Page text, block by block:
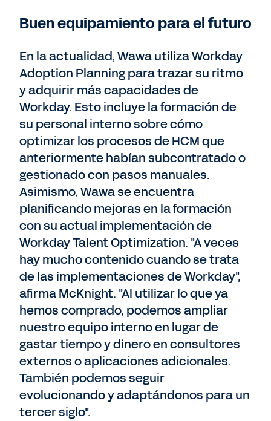
Buen equipamiento para el futuro
En la actualidad, Wawa utiliza Workday
Adoption Planning para trazar su ritmo
y adquirir más capacidades de
Workday. Esto incluye la formación de
su personal interno sobre cómo
optimizar los procesos de HCM que
anteriormente habían subcontratado o
gestionado con pasos manuales.
Asimismo, Wawa se encuentra
planificando mejoras en la formación
con su actual implementación de
Workday Talent Optimization. "A veces
hay mucho contenido cuando se trata
de las implementaciones de Workday",
afirma McKnight. "Al utilizar lo que ya
hemos comprado, podemos ampliar
nuestro equipo interno en lugar de
gastar tiempo y dinero en consultores
externos o aplicaciones adicionales.
También podemos seguir
evolucionando y adaptándonos para un
tercer siglo".